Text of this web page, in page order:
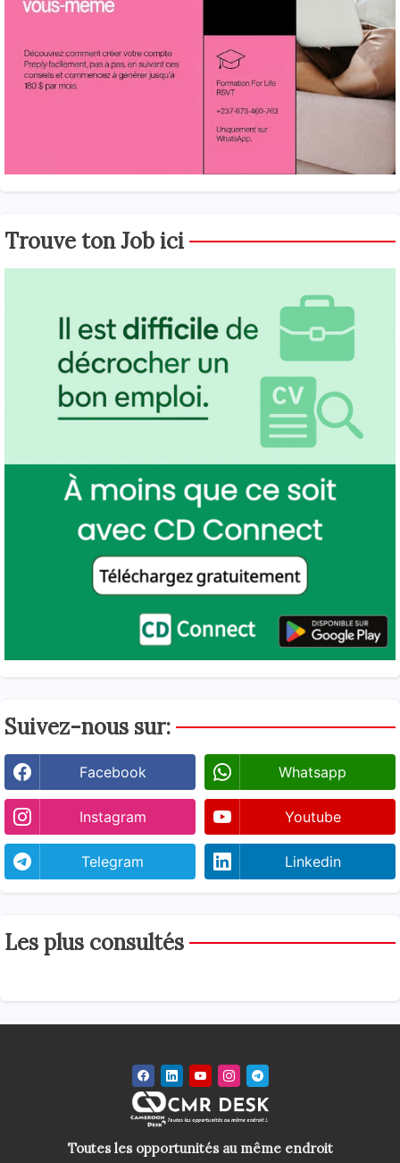
Trouve ton Job ici
Suivez-nous sur:
Facebook Whatsapp
Instagram Youtube
Telegram Linkedin
Les plus consultés
Toutes les opportunités au même endroit